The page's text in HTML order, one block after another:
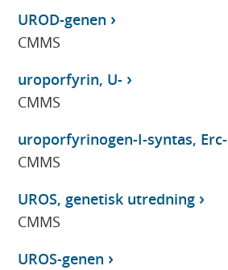
UROD-genen
CMMS
uroporfyrin, U-
CMMS
uroporfyrinogen-I-syntas, Erc-
CMMS
UROS, genetisk utredning
CMMS
UROS-genen